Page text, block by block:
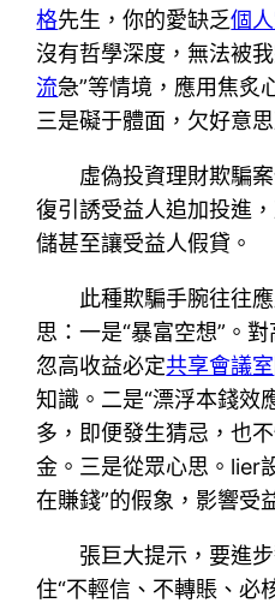
格先生，你的愛缺乏個
沒有哲學深度，無法被
流急”等情境，應用焦炙
三是礙于體面，欠好意
虛偽投資理財欺騙
復引誘受益人追加投進
儲甚至讓受益人假貸。
此種欺騙手腕往往
思：一是“暴富空想”。
忽高收益必定共享會議室
知識。二是“漂浮本錢效
多，即便發生猜忌，也
金。三是從眾心思。lier
在賺錢”的假象，影響受
張巨大提示，要進
住“不輕信、不轉賬、必